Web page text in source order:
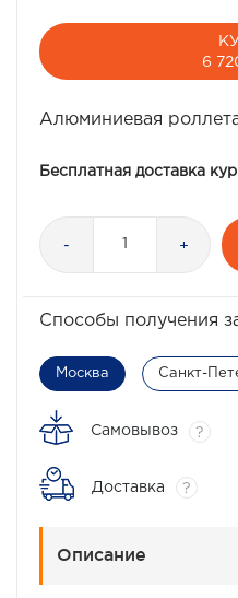
6
Алюминиевая
Бесплатная доставка
- +
Способы получения
Москва Санкт-
Самовывоз ?
Доставка ?
Описание